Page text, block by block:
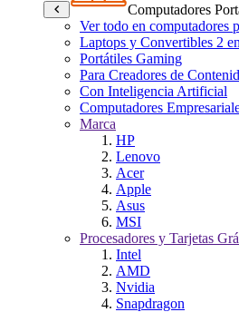
Computadores
Ver todo en computadores
Laptops y Convertibles 2
Portátiles Gaming
Para Creadores de
Con Inteligencia Artificial
Computadores
Marca
HP
Lenovo
Acer
Apple
Asus
MSI
Procesadores y Tarjetas
Intel
AMD
Nvidia
Snapdragon